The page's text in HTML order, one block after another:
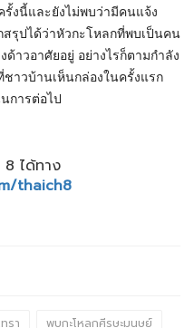
รั้งนี้และยังไม่พบว่ามีคนแจ้ง
รุปได้ว่าหัวกะโหลกที่พบเป็นคน
าวอาศัยอยู่ อย่างไรก็ตามกำลัง
าวบ้านเห็นกล่องในครั้งแรก
การต่อไป
ได้ทาง
thaich8
รา พบกะโหลกศีรษะมนุษย์